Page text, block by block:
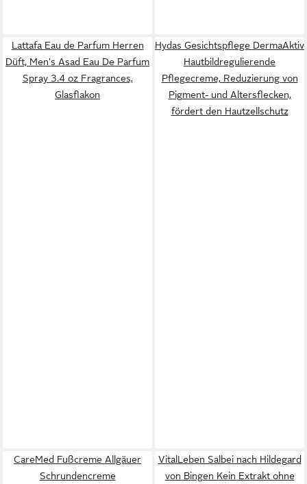
Lattafa Eau de Parfum Herren
Düft, Men's Asad Eau De Parfum
Spray 3.4 oz Fragrances,
Glasflakon
Hydas Gesichtspflege DermaAktiv
Hautbildregulierende
Pflegecreme, Reduzierung von
Pigment- und Altersflecken,
fördert den Hautzellschutz
CareMed Fußcreme Allgäuer
Schrundencreme
VitalLeben Salbei nach Hildegard
von Bingen Kein Extrakt ohne